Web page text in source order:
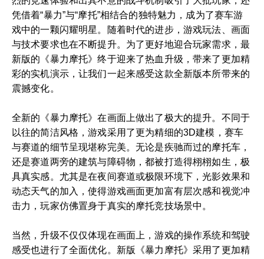
凭借着“暴力”与“摩托”相结合的独特魅力，成为了赛车游
戏中的一颗闪耀明星。随着时代的进步，游戏玩法、画面
与技术要求也在不断提升。为了更好地迎合玩家需求，最
新版的《暴力摩托》终于迎来了热血升级，带来了更加精
彩的实机演示，让我们一起来感受这款全新版本所带来的
震撼变化。
全新的《暴力摩托》在画面上做出了极大的提升。不同于
以往的简洁风格，游戏采用了更为精细的3D建模，赛车
与赛道的细节呈现堪称完美。无论是疾驰而过的摩托车，
还是赛道两旁的建筑与障碍物，都被打造得栩栩如生，极
具真实感。尤其是在夜间赛道或极限环境下，光影效果和
动态天气的加入，使得游戏画面更加富有层次感和视觉冲
击力，玩家仿佛置身于真实的摩托竞技场景中。
当然，升级不仅仅体现在画面上，游戏的操作系统和驾驶
感受也进行了全面优化。新版《暴力摩托》采用了更加精